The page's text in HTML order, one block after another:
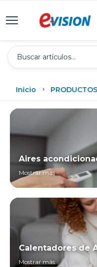
Inicio PRODUCTOS
Aires
Mostrar más
Calentadores de
Mostrar más